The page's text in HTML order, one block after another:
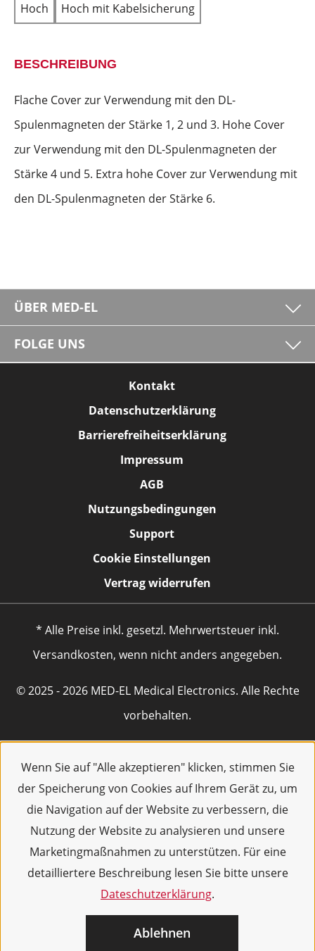
Wenn Sie auf "Alle akzeptieren" klicken, stimmen Sie
der Speicherung von Cookies auf Ihrem Gerät zu, um
die Navigation auf der Website zu verbessern, die
Nutzung der Website zu analysieren und unsere
Marketingmaßnahmen zu unterstützen. Für eine
detailliertere Beschreibung lesen Sie bitte unsere
Dateschutzerklärung.
Ablehnen
Hoch
Hoch mit Kabelsicherung
BESCHREIBUNG
Flache Cover zur Verwendung mit den DL-
Spulenmagneten der Stärke 1, 2 und 3. Hohe Cover
zur Verwendung mit den DL-Spulenmagneten der
Stärke 4 und 5. Extra hohe Cover zur Verwendung mit
den DL-Spulenmagneten der Stärke 6.
ÜBER MED-EL
FOLGE UNS
Kontakt
Datenschutzerklärung
Barrierefreiheitserklärung
Impressum
AGB
Nutzungsbedingungen
Support
Cookie Einstellungen
Vertrag widerrufen
* Alle Preise inkl. gesetzl. Mehrwertsteuer inkl.
Versandkosten, wenn nicht anders angegeben.
© 2025 - 2026 MED-EL Medical Electronics. Alle Rechte
vorbehalten.